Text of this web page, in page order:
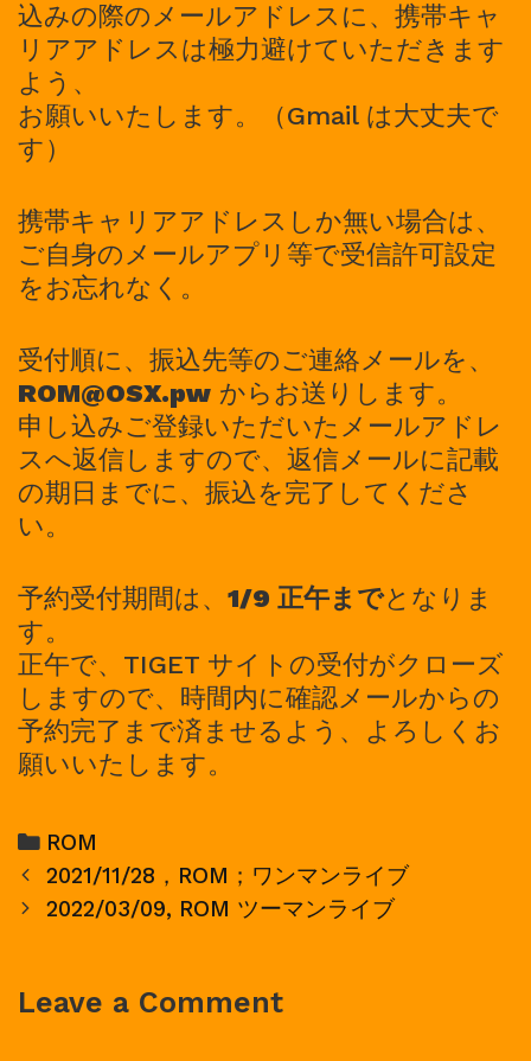
込みの際のメールアドレスに、携帯キャ
リアアドレスは極力避けていただきます
よう、
お願いいたします。（Gmail は大丈夫で
す）
携帯キャリアアドレスしか無い場合は、
ご自身のメールアプリ等で受信許可設定
をお忘れなく。
受付順に、振込先等のご連絡メールを、
ROM@OSX.pw からお送りします。
申し込みご登録いただいたメールアドレ
スへ返信しますので、返信メールに記載
の期日までに、振込を完了してくださ
い。
予約受付期間は、 1/9 正午までとなりま
す。
正午で、TIGET サイトの受付がクローズ
しますので、時間内に確認メールからの
予約完了まで済ませるよう、よろしくお
願いいたします。
Categories
ROM
Post
navigation
2021/11/28，ROM；ワンマンライブ
2022/03/09, ROM ツーマンライブ
Leave a Comment